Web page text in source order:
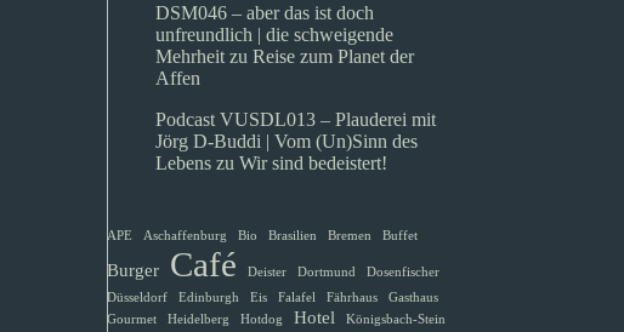
DSM046 – aber das ist doch
unfreundlich | die schweigende
Mehrheit zuReise zum Planet der
Affen
Podcast VUSDL013 – Plauderei mit
Jörg D-Buddi | Vom (Un)Sinn des
Lebens zuWir sind bedeistert!
APE Aschaffenburg Bio Brasilien Bremen Buffet
Burger Café Deister Dortmund
Dosenfischer
Düsseldorf
Edinburgh Eis Falafel Fährhaus
Gasthaus
Gourmet
Heidelberg Hotdog Hotel
Königsbach-Stein